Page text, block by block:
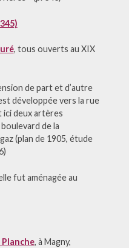
, tous ouverts au XIX
de part et d’autre
développée vers la rue
ici deux artères
de la
(plan de 1905, étude
fut aménagée au
, à Magny,